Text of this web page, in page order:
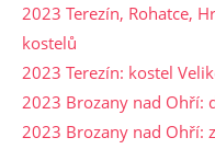
2023 Terezín, Rohatce,
kostelů
2023 Terezín: kostel
2023 Brozany nad Ohří:
2023 Brozany nad Ohří: